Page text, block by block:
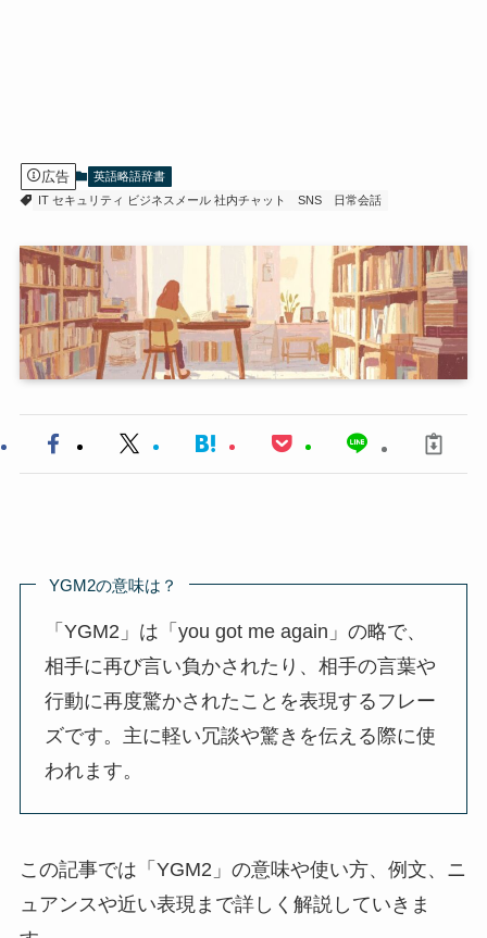
広告
英語略語辞書
IT セキュリティ ビジネスメール 社内チャット
SNS 日常会話
YGM2の意味は？
「YGM2」は「you got me again」の略で、
相手に再び言い負かされたり、相手の言葉や
行動に再度驚かされたことを表現するフレー
ズです。主に軽い冗談や驚きを伝える際に使
われます。
この記事では「YGM2」の意味や使い方、例文、ニ
ュアンスや近い表現まで詳しく解説していきま